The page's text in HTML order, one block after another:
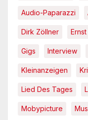
Audio-Paparazzi
Dirk Zöllner
Gigs Interview
Kleinanzeigen
Lied Des Tages
Mobypicture